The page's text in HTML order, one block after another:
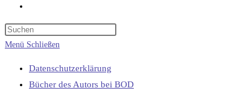
umschalten
Menü Schließen
Datenschutzerklärung
Bücher des Autors bei BOD